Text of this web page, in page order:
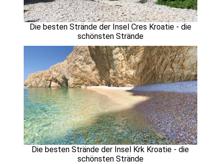
Die besten Strände der Insel Cres Kroatie - die
schönsten Strände
Die besten Strände der Insel Krk Kroatie - die
schönsten Strände